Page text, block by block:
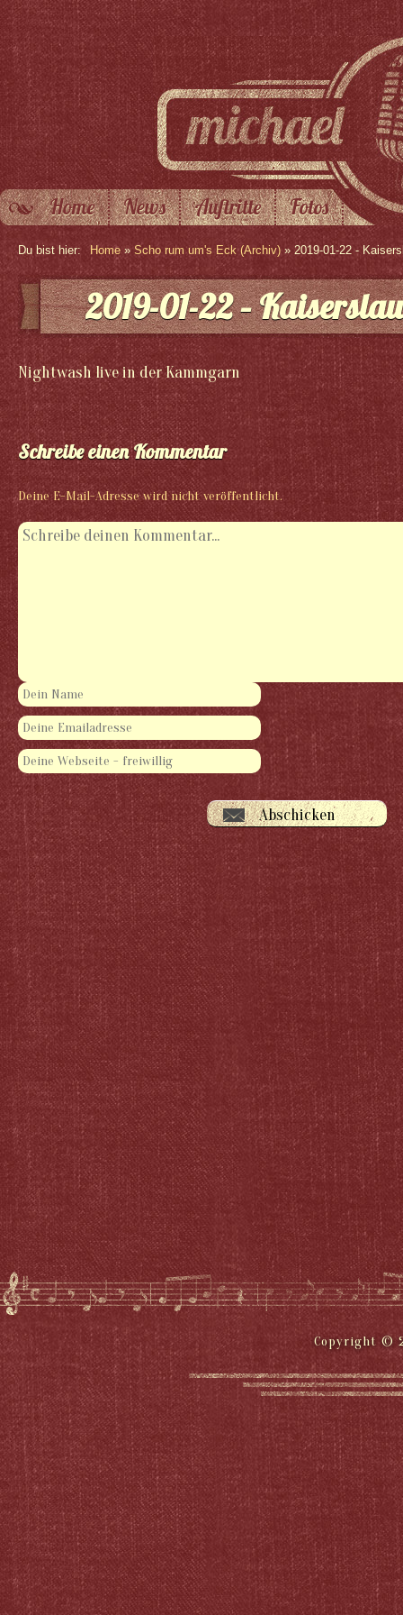
Home News Auftritte Fotos
Du bist hier: Home » Scho rum um's Eck (Archiv) » 2019-01-22 -
2019-01-22 –
Nightwash live in der Kammgarn
Schreibe einen Kommentar
Deine E-Mail-Adresse wird nicht veröffentlicht.
Copyright ©